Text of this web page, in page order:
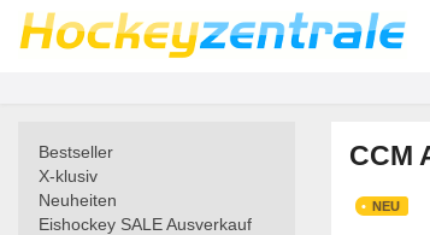
Bestseller
X-klusiv
Neuheiten
Eishockey SALE Ausverkauf
CCM
NEU